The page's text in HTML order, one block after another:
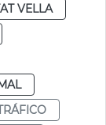
VELLA